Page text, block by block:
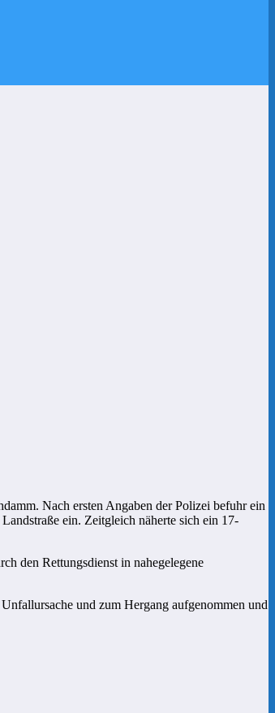
Nach ersten Angaben der Polizei befuhr ein
ein. Zeitgleich näherte sich ein 17-
den Rettungsdienst in nahegelegene
und zum Hergang aufgenommen und